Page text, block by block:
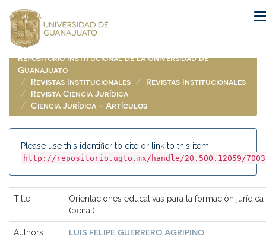
navigation
Repositorio Institucional de la Universidad de
Guanajuato
Revistas Institucionales
Revistas Institucionales
Revista Ciencia Jurídica
Ciencia Jurídica - Artículos
Please use this identifier to cite or link to this item:
http://repositorio.ugto.mx/handle/20.500.12059/7003
Title:
Orientaciones educativas para la formación jurídica
(penal)
Authors: LUIS FELIPE GUERRERO AGRIPINO